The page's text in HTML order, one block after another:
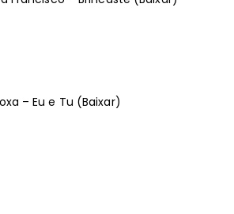
– Eu e Tu (Baixar)